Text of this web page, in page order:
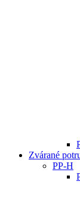
Zvárané
PP-H